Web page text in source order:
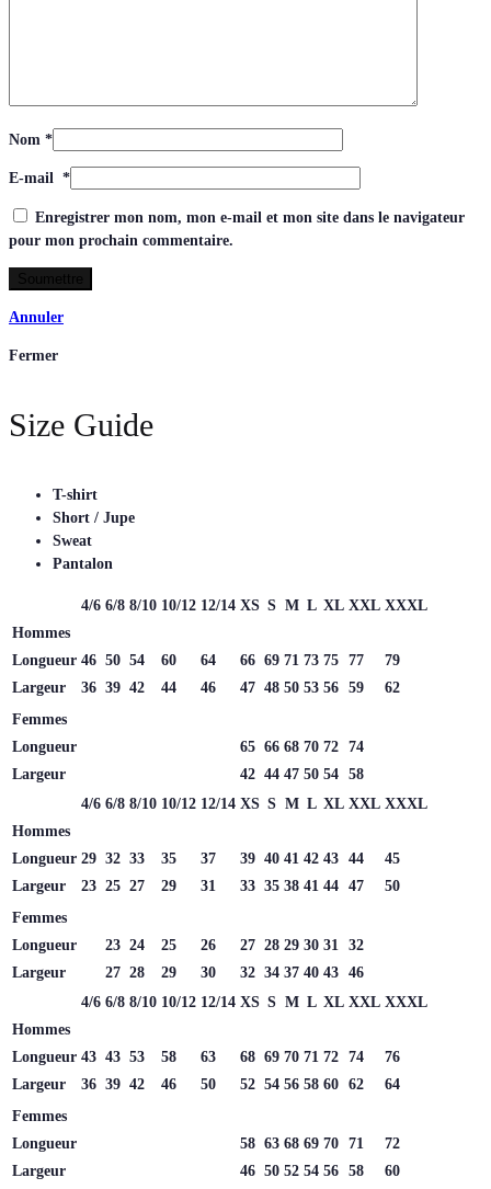
Nom *
E-mail *
Enregistrer mon nom, mon e-mail et mon site dans le navigateur
pour mon prochain commentaire.
Annuler
Fermer
Size Guide
T-shirt
Short / Jupe
Sweat
Pantalon
4/6 6/8 8/10 10/12 12/14 XS S M L XL XXL XXXL
Hommes
Longueur 46 50 54 60 64 66 69 71 73 75 77
79
Largeur
36 39 42 44 46 47 48 50 53 56 59
62
Femmes
Longueur
65 66 68 70 72 74
Largeur
42 44 47 50 54 58
4/6 6/8 8/10 10/12 12/14 XS S M L XL XXL XXXL
Hommes
Longueur 29 32 33 35 37 39 40 41 42 43 44
45
Largeur
23 25 27 29 31 33 35 38 41 44 47
50
Femmes
Longueur
23 24 25 26 27 28 29 30 31
32
Largeur
27 28 29 30 32 34 37 40 43 46
4/6 6/8 8/10 10/12 12/14 XS S M L XL XXL XXXL
Hommes
Longueur 43 43 53 58 63 68 69 70 71 72 74
76
Largeur
36 39 42 46 50 52 54 56 58 60 62
64
Femmes
Longueur
58 63 68 69 70 71
72
Largeur
46 50 52 54 56 58
60